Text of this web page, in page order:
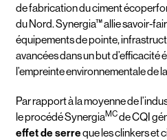
de fabrication du ciment
du Nord. Synergia™ allie savoir-
équipements de pointe,
avancées dans un but d’efficacité
l’empreinte environnementale de
Par rapport à la moyenne de
le procédé SynergiaMCde CQI
effet de serreque les clinkers et